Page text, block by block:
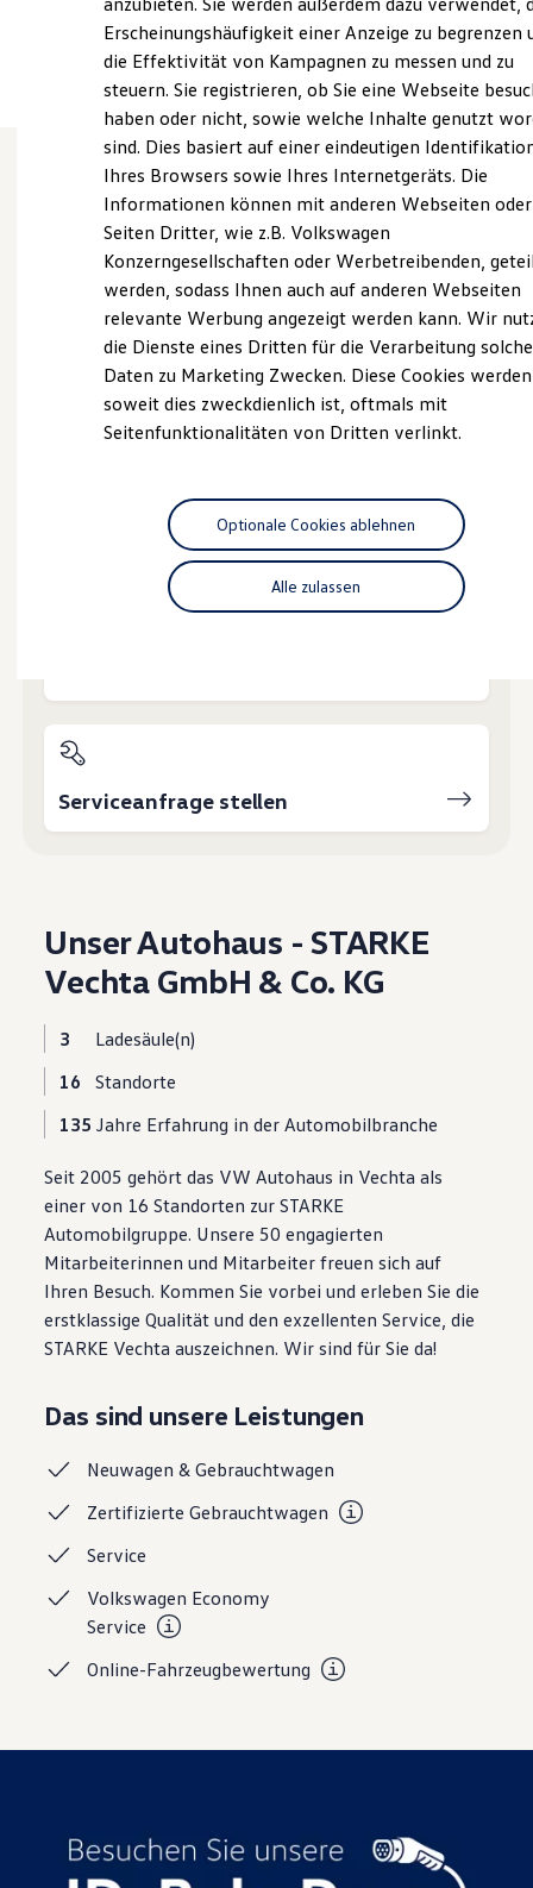
Batterie
Sicherheit
Garantie und Lebensdauer
Nachhaltigkeit
Technologie
Kosten und Kauf
Verbrauchskosten
Kaufoptionen
E-Auto-Förderung
Software und Konnektivität
ID. Software Versionen und Updates
Digitale Extras
Schnittstellen zu Ihrem ID.
Hybridautos
Marke und Erlebnis
Volkswagen R und R Experience
R-Modelle
Driving Experience
Volkswagen entdecken
Lifestyle Shop
T-Roc Kollektion
Golf Kollektion
ID. Kollektion
Volkswagen Kollektion
R-Kollektion
Inspektion und HU/AU
Reparaturen und Checks
Volkswagen Teile
Zubehör
Modellspezifisches Zubehör
Schutz und Pflege
Entertainment und Elektronik
Individualisieren
Wallbox und Ladekabel
Dienste für Ihr Modell finden
Volkswagen Apps, Login und Shop
Updates für Software, Karten und Radio
Über Ihr Auto
Vorgängermodelle
Kundeninformationen
Volkswagen Kundenbetreuung
Warn- und Kontrollleuchten
Assistenzsysteme
Digitale Betriebsanleitung
Live Beratung
Transport
Elektromobilität
Volkswagen R
Pannen- und Unfallhilfe
Volkswagen Kundenbetreuung
Ansprechpartner
Wie können wir
Ihnen weiterhelfen?
Probefahrt vereinbaren
Fahrzeugangebot anfordern
Serviceanfrage stellen
Unser Autohaus - STARKE
Vechta GmbH & Co. KG
3
Ladesäule(n)
16
Standorte
135 Jahre Erfahrung in der Automobilbranche
Seit 2005 gehört das VW Autohaus in Vechta als
einer von 16 Standorten zur STARKE
Automobilgruppe. Unsere 50 engagierten
Mitarbeiterinnen und Mitarbeiter freuen sich auf
Ihren Besuch. Kommen Sie vorbei und erleben Sie die
erstklassige Qualität und den exzellenten Service, die
STARKE Vechta auszeichnen. Wir sind für Sie da!
Das sind unsere Leistungen
Neuwagen &Gebrauchtwagen
ZertifizierteGebrauchtwagen
Service
Volkswagen Economy
Service
Online-Fahrzeugbewertung
Erscheinungshäufigkeit einer Anzeige zu begrenzen
die Effektivität von Kampagnen zu messen und zu
steuern. Sie registrieren, ob Sie eine Webseite
haben oder nicht, sowie welche Inhalte genutzt
sind. Dies basiert auf einer eindeutigen
Ihres Browsers sowie Ihres Internetgeräts. Die
Informationen können mit anderen Webseiten oder
Seiten Dritter, wie z.B. Volkswagen
Konzerngesellschaften oder Werbetreibenden,
werden, sodass Ihnen auch auf anderen Webseiten
relevante Werbung angezeigt werden kann. Wir
die Dienste eines Dritten für die Verarbeitung
Daten zu Marketing Zwecken. Diese Cookies
soweit dies zweckdienlich ist, oftmals mit
Seitenfunktionalitäten von Dritten verlinkt.
Alle zulassen
Optionale Cookies ablehnen